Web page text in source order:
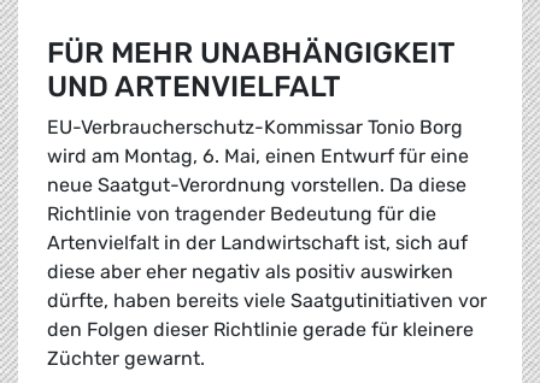
FÜR MEHR UNABHÄNGIGKEIT
UND ARTENVIELFALT
EU-Verbraucherschutz-Kommissar Tonio Borg
wird am Montag, 6. Mai, einen Entwurf für eine
neue Saatgut-Verordnung vorstellen. Da diese
Richtlinie von tragender Bedeutung für die
Artenvielfalt in der Landwirtschaft ist, sich auf
diese aber eher negativ als positiv auswirken
dürfte, haben bereits viele Saatgutinitiativen vor
den Folgen dieser Richtlinie gerade für kleinere
Züchter gewarnt.